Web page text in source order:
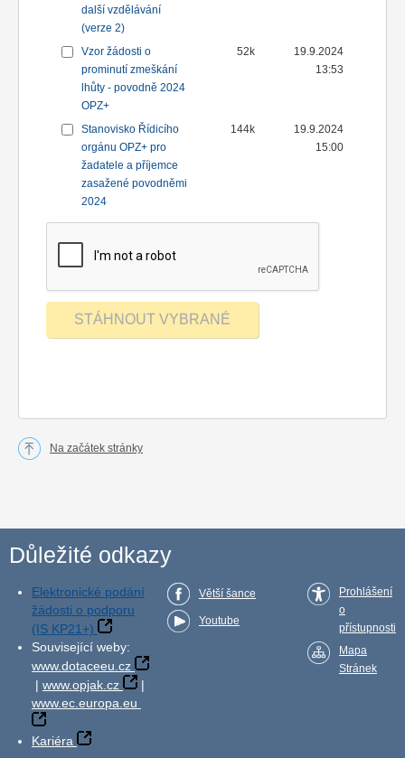
další vzdělávání
(verze 2)
Vzor žádosti o
prominutí zmeškání
lhůty - povodně 2024
OPZ+
52k
19.9.2024
13:53
Stanovisko Řídicího
orgánu OPZ+ pro
žadatele a příjemce
zasažené povodněmi
2024
144k
19.9.2024
15:00
Na začátek stránky
Důležité odkazy
Elektronické podání
žádosti o podporu
(IS KP21+)
Související weby:
www.dotaceeu.cz
| www.opjak.cz
|
www.ec.europa.eu
Kariéra
Větší šance
Youtube
Prohlášení
o
přístupnosti
Mapa
Stránek